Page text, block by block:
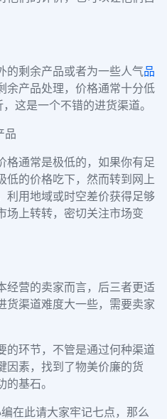
的剩余产品或者为一些人气品
余产品处理，价格通常十分低
这是一个不错的进货渠道。
品
格通常是极低的，如果你有足
低的价格吃下，然而转到网上
利用地域或时空差价获得足够
场上转转，密切关注市场变
经营的卖家而言，后三者更适
货渠道难度大一些，需要卖家
的环节，不管是通过何种渠道
因素，找到了物美价廉的货
基石。
在此请大家牢记七点，那么